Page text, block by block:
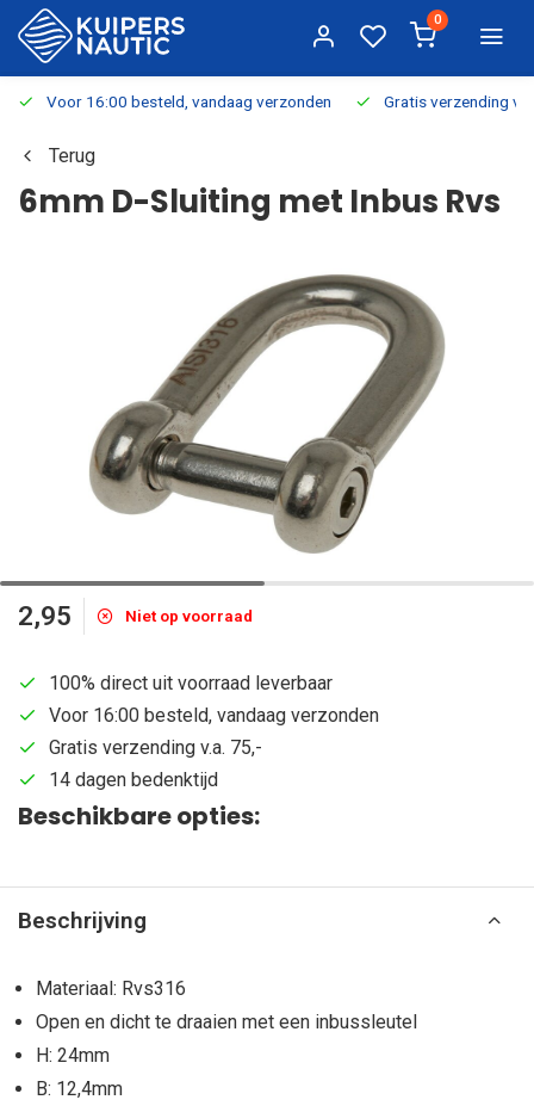
0
Voor 16:00 besteld, vandaag verzonden Gratis verzending
Terug
6mm D-Sluiting met Inbus Rvs
2,95 Niet op voorraad
100% direct uit voorraad leverbaar
Voor 16:00 besteld, vandaag verzonden
Gratis verzending v.a. 75,-
14 dagen bedenktijd
Beschikbare opties:
Beschrijving
Materiaal: Rvs316
Open en dicht te draaien met een inbussleutel
H: 24mm
B: 12,4mm